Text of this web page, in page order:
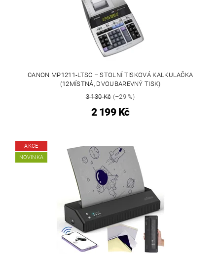
CANON MP1211-LTSC – STOLNÍ TISKOVÁ KALKULAČKA
(12MÍSTNÁ, DVOUBAREVNÝ TISK)
3 130 Kč(–29 %)
2 199 Kč
AKCE
NOVINKA